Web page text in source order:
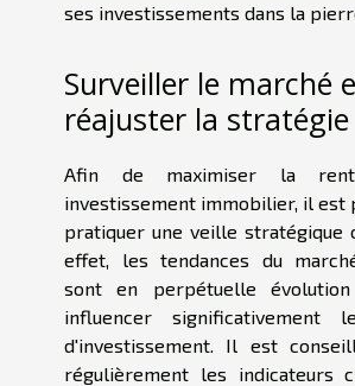
ses investissements dans la
Surveiller le marché
réajuster la stratégie
Afin de maximiser la
investissement immobilier, il est
pratiquer une veille stratégique
effet, les tendances du
sont en perpétuelle
influencer significativement
d'investissement. Il est
régulièrement les indicateurs